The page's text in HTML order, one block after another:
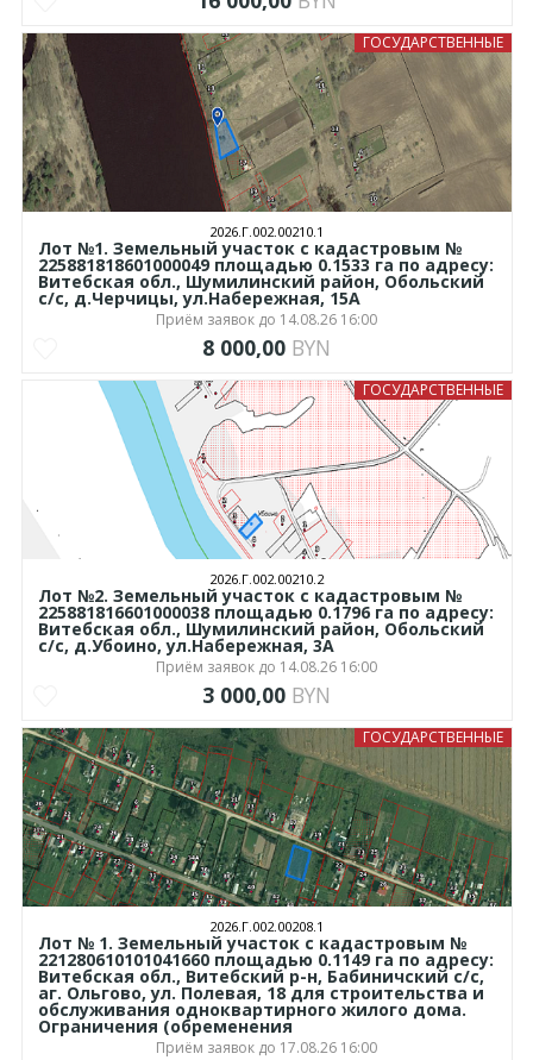
ГОСУДАРСТВЕННЫЕ
2026.Г.002.00210.1
Лот №1. Земельный участок с кадастровым №
225881818601000049 площадью 0.1533 га по адресу:
Витебская обл., Шумилинский район, Обольский
с/с, д.Черчицы, ул.Набережная, 15А
Приём заявок до 14.08.26 16:00
8 000,00 BYN
ГОСУДАРСТВЕННЫЕ
2026.Г.002.00210.2
Лот №2. Земельный участок с кадастровым №
225881816601000038 площадью 0.1796 га по адресу:
Витебская обл., Шумилинский район, Обольский
с/с, д.Убоино, ул.Набережная, 3А
Приём заявок до 14.08.26 16:00
3 000,00 BYN
ГОСУДАРСТВЕННЫЕ
2026.Г.002.00208.1
Лот № 1. Земельный участок с кадастровым №
221280610101041660 площадью 0.1149 га по адресу:
Витебская обл., Витебский р-н, Бабиничский с/с,
аг. Ольгово, ул. Полевая, 18 для строительства и
обслуживания одноквартирного жилого дома.
Ограничения (обременения
Приём заявок до 17.08.26 16:00